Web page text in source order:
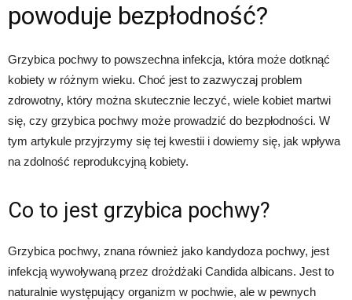
powoduje bezpłodność?
Grzybica pochwy to powszechna infekcja, która może dotknąć
kobiety w różnym wieku. Choć jest to zazwyczaj problem
zdrowotny, który można skutecznie leczyć, wiele kobiet martwi
się, czy grzybica pochwy może prowadzić do bezpłodności. W
tym artykule przyjrzymy się tej kwestii i dowiemy się, jak wpływa
na zdolność reprodukcyjną kobiety.
Co to jest grzybica pochwy?
Grzybica pochwy, znana również jako kandydoza pochwy, jest
infekcją wywoływaną przez drożdżaki Candida albicans. Jest to
naturalnie występujący organizm w pochwie, ale w pewnych